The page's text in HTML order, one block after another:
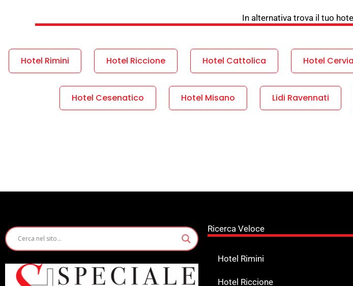
In alternativa trova il tuo
Hotel Rimini Hotel Riccione Hotel Cattolica Hotel Cervia
Hotel Cesenatico Hotel Misano Lidi Ravennati
Ricerca Veloce
Hotel Rimini
Hotel Riccione